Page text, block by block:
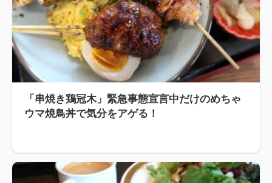
「串焼き鶏冠木」緊急事態宣言中だけのめちゃ
ウマ焼鳥丼で気分をアゲる！